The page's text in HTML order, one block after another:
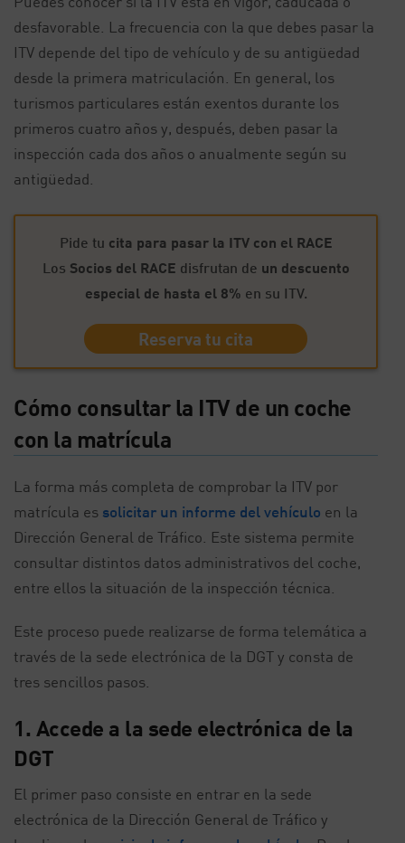
desfavorable. La frecuencia con la que debes pasar la
ITV depende del tipo de vehículo y de su antigüedad
desde la primera matriculación. En general, los
turismos particulares están exentos durante los
primeros cuatro años y, después, deben pasar la
inspección cada dos años o anualmente según su
antigüedad.
Pide tu cita para pasar la ITV con el RACE
Los Socios del RACE disfrutan de un descuento
especial de hasta el 8% en su ITV.
Reserva tu cita
Cómo consultar la ITV de un coche
con la matrícula
La forma más completa de comprobar la ITV por
matrícula es solicitar un informe del vehículo en la
Dirección General de Tráfico. Este sistema permite
consultar distintos datos administrativos del coche,
entre ellos la situación de la inspección técnica.
Este proceso puede realizarse de forma telemática a
través de la sede electrónica de la DGT y consta de
tres sencillos pasos.
1. Accede a la sede electrónica de la
DGT
El primer paso consiste en entrar en la sede
electrónica de la Dirección General de Tráfico y